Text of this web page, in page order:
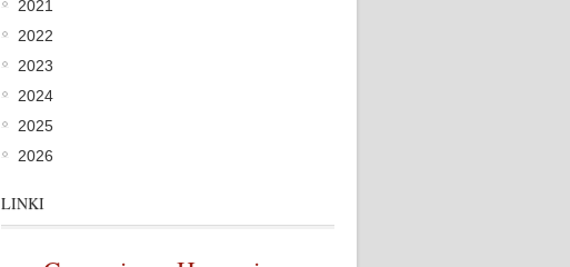
2021
2022
2023
2024
2025
2026
LINKI